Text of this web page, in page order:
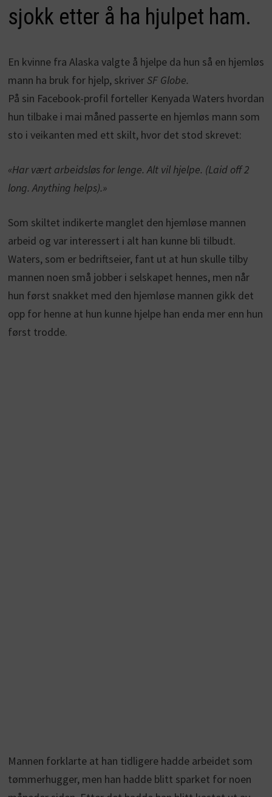
sjokk etter å ha hjulpet ham.
En kvinne fra Alaska valgte å hjelpe da hun så en hjemløs
mann ha bruk for hjelp, skriverSF Globe.
På sin Facebook-profil forteller Kenyada Waters hvordan
hun tilbake i mai måned passerte en hjemløs mann som
sto i veikanten med ett skilt, hvor det stod skrevet:
«Har vært arbeidsløs for lenge. Alt vil hjelpe. (Laid off 2
long. Anything helps).»
Som skiltet indikerte manglet den hjemløse mannen
arbeid og var interessert i alt han kunne bli tilbudt.
Waters, som er bedriftseier, fant ut at hun skulle tilby
mannen noen små jobber i selskapet hennes, men når
hun først snakket med den hjemløse mannen gikk det
opp for henne at hun kunne hjelpe han enda mer enn hun
først trodde.
Mannen forklarte at han tidligere hadde arbeidet som
tømmerhugger, men han hadde blitt sparket for noen